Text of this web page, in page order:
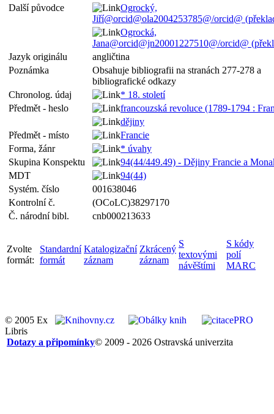
Další původce
Ogrocký,
Jiří@orcid@ola2004253785@/orcid@
Ogrocká,
Jana@orcid@jn20001227510@/orcid@
Jazyk originálu
angličtina
Poznámka
Obsahuje bibliografii na stranách 277-278 a
bibliografické odkazy
Chronolog. údaj
* 18. století
Předmět - heslo
francouzská revoluce (1789-1794 :
dějiny
Předmět - místo
Francie
Forma, žánr
* úvahy
Skupina Konspektu
94(44/449.49) - Dějiny Francie a
MDT
94(44)
Systém. číslo
001638046
Kontrolní č.
(OCoLC)38297170
Č. národní bibl.
cnb000213633
Zvolte
formát:
Standardní
formát
Katalogizační
záznam
Zkrácený
záznam
S
textovými
návěštími
S kódy
polí
MARC
© 2005 Ex
Libris
© 2009 - 2026 Ostravská univerzita
Dotazy a připomínky